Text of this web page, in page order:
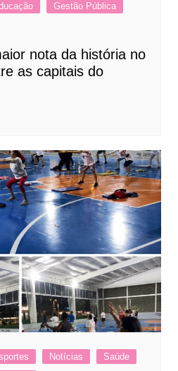
Gestão Pública
nota da história no
as capitais do
Notícias
Saúde